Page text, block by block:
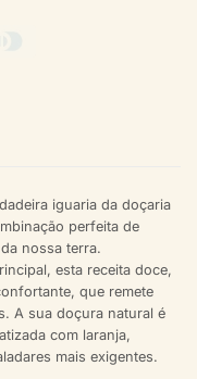
iguaria da doçaria
perfeita de
nossa terra.
esta receita doce,
que remete
A sua doçura natural é
com laranja,
mais exigentes.